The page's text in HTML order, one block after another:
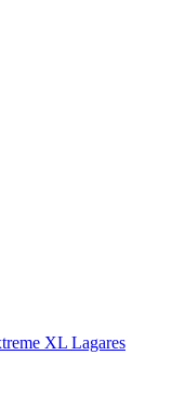
XL Lagares